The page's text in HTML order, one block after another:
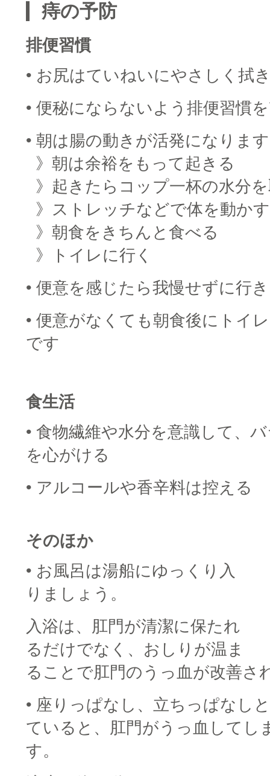
痔の予防
排便習慣
• お尻はていねいにやさしく拭
• 便秘にならないよう排便習慣
• 朝は腸の動きが活発になりま
》朝は余裕をもって起きる
》起きたらコップ一杯の水分
》ストレッチなどで体を動かす
》朝食をきちんと食べる
》トイレに行く
• 便意を感じたら我慢せずに行
• 便意がなくても朝食後にトイ
です
食生活
• 食物繊維や水分を意識して、
を心がける
• アルコールや香辛料は控える
そのほか
• お風呂は湯船にゆっくり入
りましょう。
入浴は、肛門が清潔に保たれ
るだけでなく、おしりが温ま
ることで肛門のうっ血が改善さ
• 座りっぱなし、立ちっぱなし
ていると、肛門がうっ血してし
す。